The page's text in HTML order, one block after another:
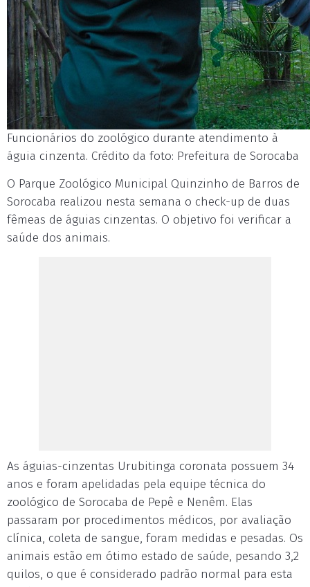
Funcionários do zoológico durante atendimento à
águia cinzenta. Crédito da foto: Prefeitura de Sorocaba
O Parque Zoológico Municipal Quinzinho de Barros de
Sorocaba realizou nesta semana o check-up de duas
fêmeas de águias cinzentas. O objetivo foi verificar a
saúde dos animais.
As águias-cinzentas Urubitinga coronata possuem 34
anos e foram apelidadas pela equipe técnica do
zoológico de Sorocaba de Pepê e Nenêm. Elas
passaram por procedimentos médicos, por avaliação
clínica, coleta de sangue, foram medidas e pesadas. Os
animais estão em ótimo estado de saúde, pesando 3,2
quilos, o que é considerado padrão normal para esta